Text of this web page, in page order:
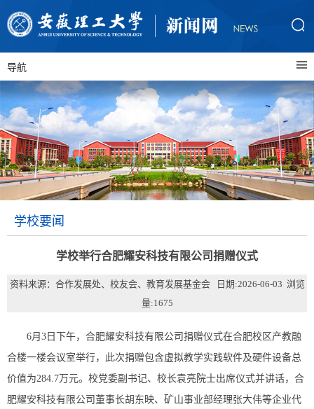
导航
学校要闻
学校举行合肥耀安科技有限公司捐赠仪式
资料来源：合作发展处、校友会、教育发展基金会 日期:2026-06-03 浏览
量:1675
6月3日下午，合肥耀安科技有限公司捐赠仪式在合肥校区产教融
合楼一楼会议室举行， 此次捐赠包含虚拟教学实践软件及硬件设备总
价值为284.7万元。校党委副书记、校长袁亮院士出席仪式并讲话，合
肥耀安科技有限公司董事长胡东映、矿山事业部经理张大伟等企业代